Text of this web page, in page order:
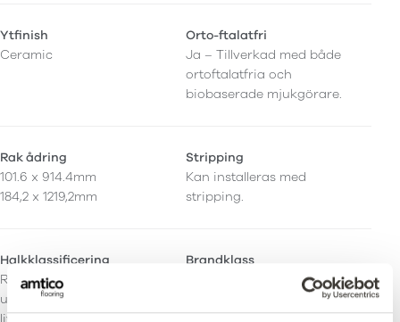
Ytfinish
Ceramic
Orto-ftalatfri
Ja – Tillverkad med både
ortoftalatfria och
biobaserade mjukgörare.
Rak ådring
101.6 x 914.4mm
184,2 x 1219,2mm
Stripping
Kan installeras med
stripping.
Halkklassificering
R10. Utökat halkskydd
under hela produktens
Brandklass